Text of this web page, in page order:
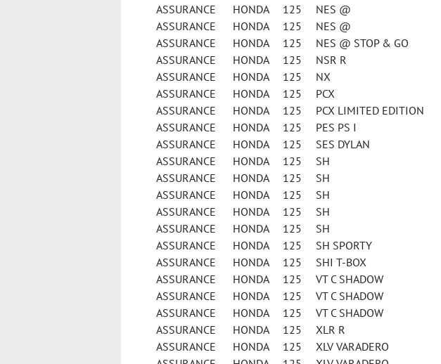
ASSURANCE HONDA 125 NES @
ASSURANCE HONDA 125 NES @
ASSURANCE HONDA 125 NES @ STOP & GO
ASSURANCE HONDA 125 NSR R
ASSURANCE HONDA 125 NX
ASSURANCE HONDA 125 PCX
ASSURANCE HONDA 125 PCX LIMITED EDITION
ASSURANCE HONDA 125 PES PS I
ASSURANCE HONDA 125 SES DYLAN
ASSURANCE HONDA 125 SH
ASSURANCE HONDA 125 SH
ASSURANCE HONDA 125 SH
ASSURANCE HONDA 125 SH
ASSURANCE HONDA 125 SH
ASSURANCE HONDA 125 SH SPORTY
ASSURANCE HONDA 125 SHI T-BOX
ASSURANCE HONDA 125 VT C SHADOW
ASSURANCE HONDA 125 VT C SHADOW
ASSURANCE HONDA 125 VT C SHADOW
ASSURANCE HONDA 125 XLR R
ASSURANCE HONDA 125 XLV VARADERO